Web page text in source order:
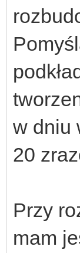
w dniu
20
Przy
mam